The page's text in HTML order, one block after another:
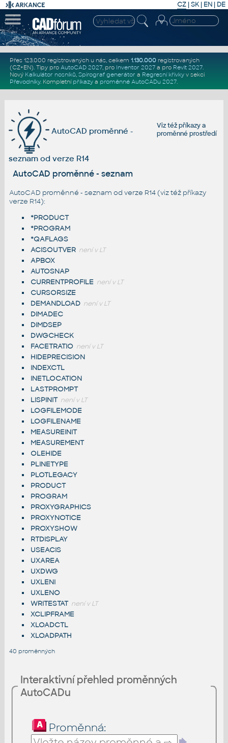
CZ | SK| EN | DE
Přes 123.000 registrovaných u nás, celkem 1.130.000registrovaných
(CZ+EN). Tipy pro AutoCAD 2027, pro Inventor 2027a pro Revit 2027.
Nový Kalkulátor nosníků, Spirograf generátor a Regresní křivkyv sekci
Převodníky. Kompletní příkazya proměnné AutoCADu 2027.
Viz téžpříkazya
proměnné prostředí
AutoCAD proměnné -
seznam od verze R14
AutoCAD proměnné - seznam
AutoCAD proměnné - seznam od verze R14 (viz též příkazy
verze R14):
*PRODUCT
*PROGRAM
*QAFLAGS
ACISOUTVER není v LT
APBOX
AUTOSNAP
CURRENTPROFILE není v LT
CURSORSIZE
DEMANDLOAD není v LT
DIMADEC
DIMDSEP
DWGCHECK
FACETRATIO není v LT
HIDEPRECISION
INDEXCTL
INETLOCATION
LASTPROMPT
LISPINIT není v LT
LOGFILEMODE
LOGFILENAME
MEASUREINIT
MEASUREMENT
OLEHIDE
PLINETYPE
PLOTLEGACY
PRODUCT
PROGRAM
PROXYGRAPHICS
PROXYNOTICE
PROXYSHOW
RTDISPLAY
USEACIS
UXAREA
UXDWG
UXLENI
UXLENO
WRITESTAT není v LT
XCLIPFRAME
XLOADCTL
XLOADPATH
40 proměnných
Interaktivní přehled proměnných
AutoCADu
Proměnná: